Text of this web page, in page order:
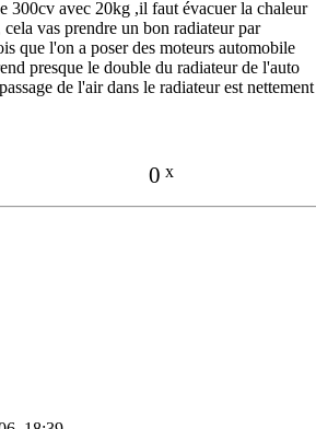
300cv avec 20kg ,il faut évacuer la chaleur
vas prendre un bon radiateur par
que l'on a poser des moteurs automobile
presque le double du radiateur de l'auto
de l'air dans le radiateur est nettement
0 x